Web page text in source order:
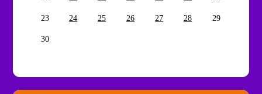
23 24 25 26 27 28 29
30